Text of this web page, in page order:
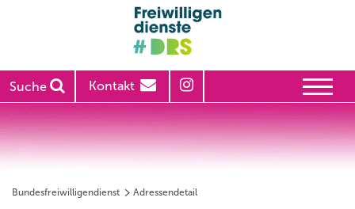
Suche Kontakt
Bundesfreiwilligendienst Adressendetail